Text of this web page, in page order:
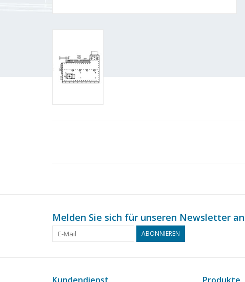
Melden Sie sich für unseren Newsletter
ABONNIEREN